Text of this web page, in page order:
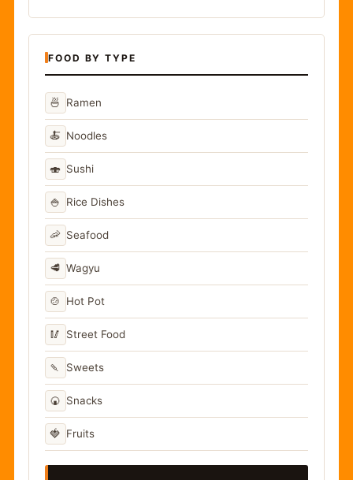
FOOD BY TYPE
🍜 Ramen
🍝 Noodles
🍣 Sushi
🍚 Rice Dishes
🦐 Seafood
🥩 Wagyu
🍲 Hot Pot
🥢 Street Food
🍡 Sweets
🍘 Snacks
🍓 Fruits